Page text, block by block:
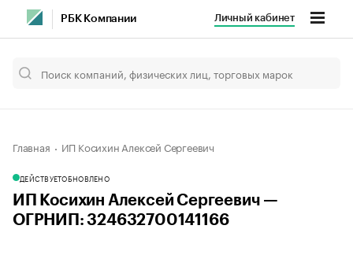
РБК Компании Личный кабинет
Главная ИП Косихин Алексей Сергеевич
ДЕЙСТВУЕТОБНОВЛЕНО
ИП Косихин Алексей Сергеевич —
ОГРНИП: 324632700141166